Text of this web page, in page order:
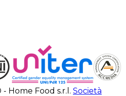
Home Food s.r.l. Società